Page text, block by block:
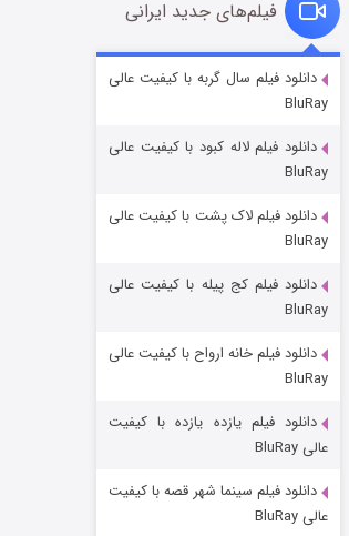
شکست استوارت در نجات جهان
قسمت
شوگر فصل ۲
فیلم‌های جدید ایرانی
دانلود فیلم سال گربه با کیفیت عالی
BluRay
دانلود فیلم لاله کبود با کیفیت عالی
BluRay
دانلود فیلم لاک پشت با کیفیت عالی
BluRay
دانلود فیلم کج‌ پیله با کیفیت عالی
BluRay
دانلود فیلم خانه ارواح با کیفیت عالی
BluRay
دانلود فیلم یازده یازده با کیفیت
عالی BluRay
دانلود فیلم سینما شهر قصه با کیفیت
عالی BluRay